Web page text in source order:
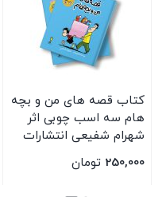
کتاب قصه های من و بچه
هام سه اسب چوبی اثر
شهرام شفیعی انتشارات
250,000 تومان